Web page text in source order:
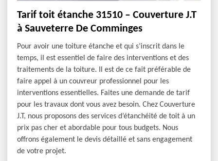
Tarif toit étanche 31510 – Couverture J.T
à Sauveterre De Comminges
Pour avoir une toiture étanche et qui s’inscrit dans le
temps, il est essentiel de faire des interventions et des
traitements de la toiture. Il est de ce fait préférable de
faire appel à un couvreur professionnel pour les
interventions essentielles. Faites une demande de tarif
pour les travaux dont vous avez besoin. Chez Couverture
J.T, nous proposons des services d’étanchéité de toit à un
prix pas cher et abordable pour tous budgets. Nous
offrons également le devis détaillé et sans engagement
de votre projet.